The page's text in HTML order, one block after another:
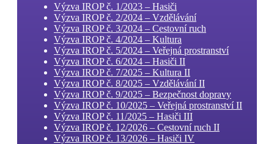
Výzva IROP č. 1/2023 – Hasiči
Výzva IROP č. 2/2024 – Vzdělávání
Výzva IROP č. 3/2024 – Cestovní ruch
Výzva IROP č. 4/2024 – Kultura
Výzva IROP č. 5/2024 – Veřejná prostranství
Výzva IROP č. 6/2024 – Hasiči II
Výzva IROP č. 7/2025 – Kultura II
Výzva IROP č. 8/2025 – Vzdělávání II
Výzva IROP č. 9/2025 – Bezpečnost dopravy
Výzva IROP č. 10/2025 – Veřejná prostranství II
Výzva IROP č. 11/2025 – Hasiči III
Výzva IROP č. 12/2026 – Cestovní ruch II
Výzva IROP č. 13/2026 – Hasiči IV